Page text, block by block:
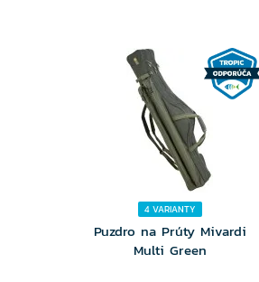
4 VARIANTY
Puzdro na Prúty Mivardi
Multi Green